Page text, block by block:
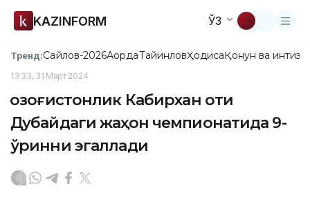
KAZINFORM ЎЗ
Тренд:Сайлов-2026АқордаТайинловҲодисаҚонун ва
13:33, 31 Март 2024
Қозоғистонлик Кабирхан оти
Дубайдаги жаҳон чемпионатида 9-
ўринни эгаллади